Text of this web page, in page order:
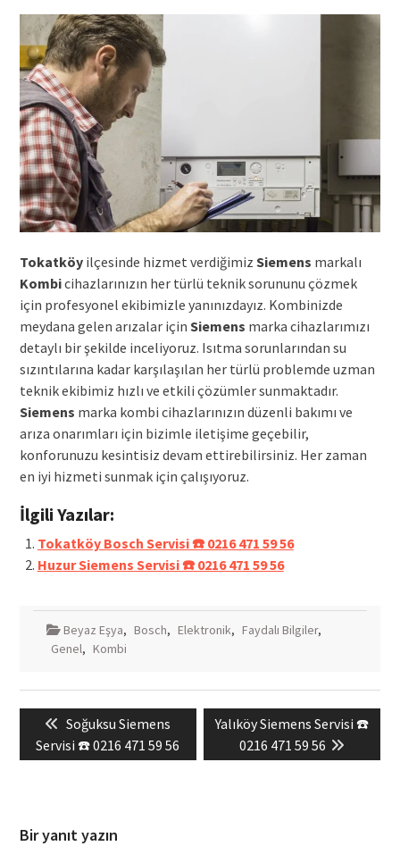
Tokatköyilçesinde hizmet verdiğimiz Siemens markalı
Kombicihazlarınızın her türlü teknik sorununu çözmek
için profesyonel ekibimizle yanınızdayız. Kombinizde
meydana gelen arızalar için Siemens marka cihazlarımızı
detaylı bir şekilde inceliyoruz. Isıtma sorunlarından su
sızıntılarına kadar karşılaşılan her türlü problemde uzman
teknik ekibimiz hızlı ve etkili çözümler sunmaktadır.
Siemens marka kombi cihazlarınızın düzenli bakımı ve
arıza onarımları için bizimle iletişime geçebilir,
konforunuzu kesintisiz devam ettirebilirsiniz. Her zaman
en iyi hizmeti sunmak için çalışıyoruz.
İlgili Yazılar:
Tokatköy Bosch Servisi ☎️ 0216 471 59 56
Huzur Siemens Servisi ☎️ 0216 471 59 56
Beyaz Eşya, Bosch, Elektronik, Faydalı Bilgiler,
Genel, Kombi
gezinmesi
Previous
post:
Soğuksu Siemens
Servisi ☎️ 0216 471 59 56
Next
post:
Yalıköy Siemens Servisi ☎️
0216 471 59 56
Bir yanıt yazın